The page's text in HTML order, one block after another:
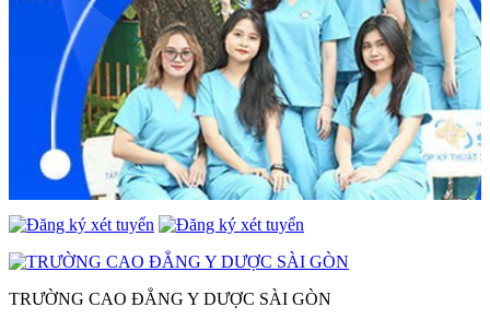
TRƯỜNG CAO ĐẲNG Y DƯỢC SÀI GÒN